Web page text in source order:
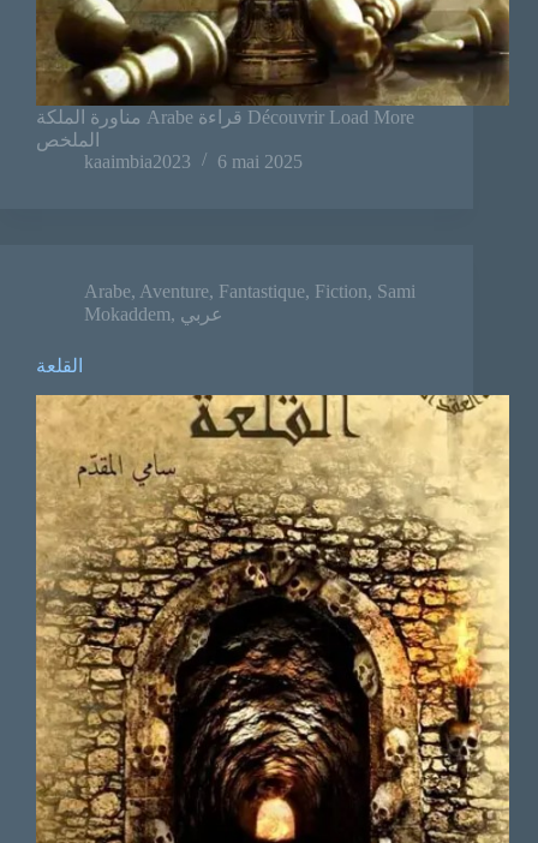
مناورة الملكة Arabe قراءة Découvrir Load More
kaaimbia2023
6 mai 2025
Arabe, Aventure, Fantastique, Fiction, Sami
Mokaddem, عربي
القلعة